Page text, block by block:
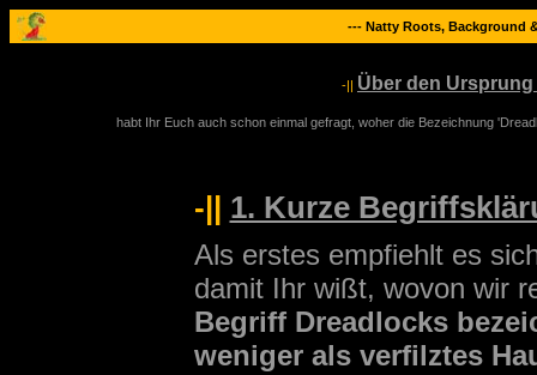
--- Natty Roots, Background
-|| Über den
habt Ihr Euch auch schon einmal gefragt, woher die Bezeichnung
-|| 1. Kurze
Als erstes empfiehlt es
damit Ihr wißt, wovon wir
Begriff Dreadlocks
weniger als verfilztes